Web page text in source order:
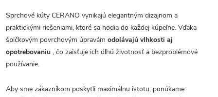
Sprchové kúty CERANO vynikajú elegantným dizajnom a
praktickými riešeniami, ktoré sa hodia do každej kúpeľne. Vďaka
špičkovým povrchovým úpravám odolávajú vlhkosti aj
opotrebovaniu , čo zaisťuje ich dlhú životnosť a bezproblémové
používanie.
Aby sme zákazníkom poskytli maximálnu istotu, ponúkame